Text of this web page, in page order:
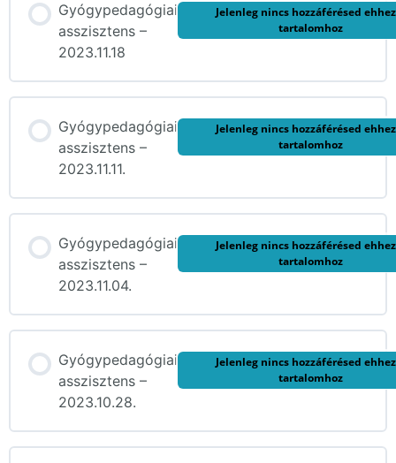
Gyógypedagógiai
asszisztens –
2023.11.18
Jelenleg nincs hozzáférésed
tartalomhoz
Gyógypedagógiai
asszisztens –
2023.11.11.
Jelenleg nincs hozzáférésed
tartalomhoz
Gyógypedagógiai
asszisztens –
2023.11.04.
Jelenleg nincs hozzáférésed
tartalomhoz
Gyógypedagógiai
asszisztens –
2023.10.28.
Jelenleg nincs hozzáférésed
tartalomhoz